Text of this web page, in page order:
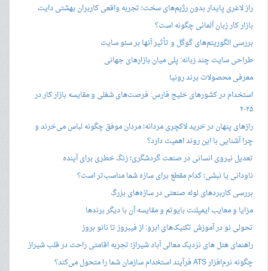
راز لاغری پایدار بدون رژیم‌های سخت؛ تجربه واقعی کاربران بهشتی دایت
بازار کار زبان آلمانی چگونه است؟
بررسی الگوریتم‌های گوگل و تأثیر آنها بر سئو سایت
طراحی سایت چند زبانه: پلی میان بازارهای جهانی
معرفی محصولات برند رونیا
استخدام در کشورهای خلیج فارس: فرصت‌های شغلی و مقایسه بازار کار در
۲۰۲۵
رازهای پنهان در خرید لاکچری مردانه؛ مردان موفق چگونه لباس می‌خرند و
چرا آشنایی با این روند اهمیت دارد؟
تعدیل نیروی انسانی در صنعت گردشگری؛ زنگ خطری برای آینده
ناودانی یا نبشی؛ کدام مقطع برای سازه شما مناسب‌تر است؟
بررسی کاربردهای لوله صنعتی در سازه‌های بزرگ
مزایا و معایب ایمپلنت بایوتم و مقایسه آن با دیگر برندها
تحولی نو در آموزش تکنیک‌های ابرو: از فیبروز تا نانو بروز
راهنمای هتل های نزدیک معالی آباد شیراز؛ تجربه اقامتی راحت در قلب شیراز
چگونه نرم‌افزار ATS فرآیند استخدام سازمان شما را متحول می‌کند؟